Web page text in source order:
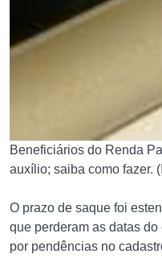
Beneficiários do Renda
auxílio; saiba como fazer.
O prazo de saque foi
que perderam as datas
por pendências no